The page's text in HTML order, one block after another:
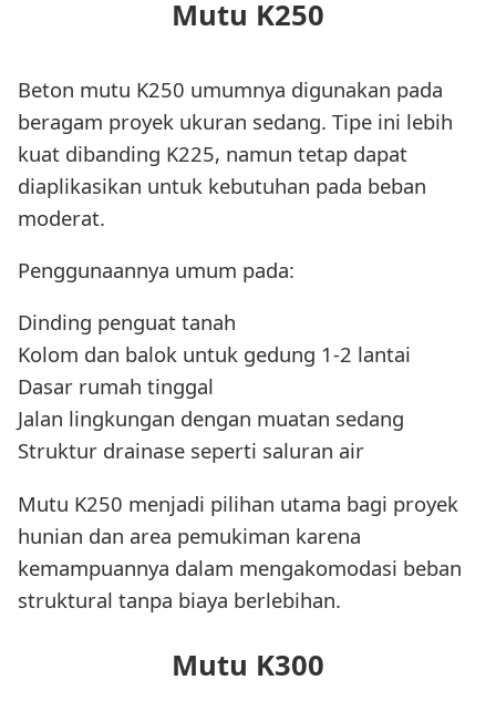
Mutu K250
Beton mutu K250 umumnya digunakan pada
beragam proyek ukuran sedang. Tipe ini lebih
kuat dibanding K225, namun tetap dapat
diaplikasikan untuk kebutuhan pada beban
moderat.
Penggunaannya umum pada:
Dinding penguat tanah
Kolom dan balok untuk gedung 1-2 lantai
Dasar rumah tinggal
Jalan lingkungan dengan muatan sedang
Struktur drainase seperti saluran air
Mutu K250 menjadi pilihan utama bagi proyek
hunian dan area pemukiman karena
kemampuannya dalam mengakomodasi beban
struktural tanpa biaya berlebihan.
Mutu K300